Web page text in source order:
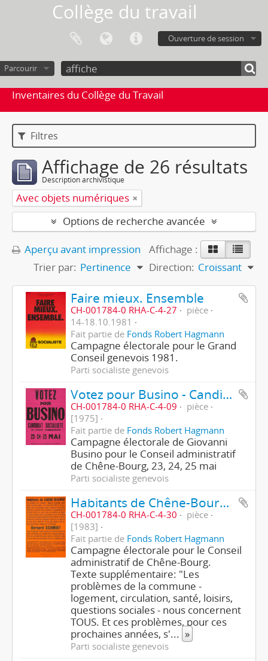
Collège du travail
Ouverture de session
Parcourir
Inventaires du Collège du Travail
Filtres
Affichage de 26 résultats
Description archivistique
Avec objets numériques
Options de recherche avancée
Aperçu avant impression
Affichage :
Trier par: Pertinence Direction: Croissant
Faire mieux. Ensemble
CH-001784-0 RHA-C-4-27
pièce
14-18.10.1981
Fait partie de Fonds Robert Hagmann
Campagne électorale pour le Grand
Conseil genevois 1981.
Parti socialiste genevois
Votez pour Busino - Candidat socialiste
CH-001784-0 RHA-C-4-09
pièce
[1975]
Fait partie de Fonds Robert Hagmann
Campagne électorale de Giovanni
Busino pour le Conseil administratif
de Chêne-Bourg, 23, 24, 25 mai
Parti socialiste genevois
Habitants de Chêne-Bourg - Bernard Schmidt
CH-001784-0 RHA-C-4-30
pièce
[1983]
Fait partie de Fonds Robert Hagmann
Campagne électorale pour le Conseil
administratif de Chêne-Bourg.
Texte supplémentaire: "Les
problèmes de la commune -
logement, circulation, santé, loisirs,
questions sociales - nous concernent
TOUS. Et ces problèmes, pour ces
prochaines années, s'... »
Parti socialiste genevois